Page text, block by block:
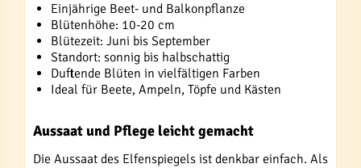
Einjährige Beet- und Balkonpflanze
Blütenhöhe: 10-20 cm
Blütezeit: Juni bis September
Standort: sonnig bis halbschattig
Duftende Blüten in vielfältigen Farben
Ideal für Beete, Ampeln, Töpfe und Kästen
Aussaat und Pflege leicht gemacht
Die Aussaat des Elfenspiegels ist denkbar einfach. Als